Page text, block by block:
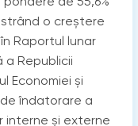
o creștere
Raportul lunar
Republicii
Economiei și
îndatorare a
interne și externe